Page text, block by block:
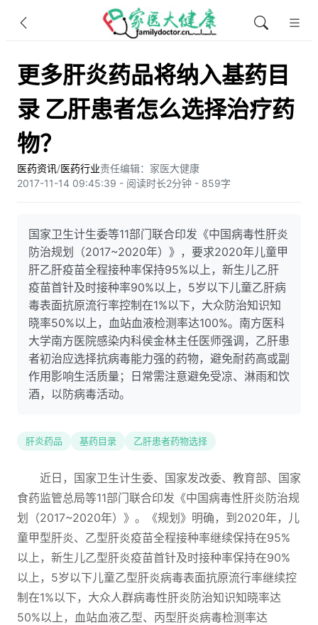
更多肝炎药品将纳入基药目
录 乙肝患者怎么选择治疗药
物？
医药资讯/医药行业责任编辑：家医大健康
2017-11-14 09:45:39 - 阅读时长2分钟 - 859字
国家卫生计生委等11部门联合印发《中国病毒性肝炎
防治规划（2017~2020年）》，要求2020年儿童甲
肝乙肝疫苗全程接种率保持95%以上，新生儿乙肝
疫苗首针及时接种率90%以上，5岁以下儿童乙肝病
毒表面抗原流行率控制在1%以下，大众防治知识知
晓率50%以上，血站血液检测率达100%。南方医科
大学南方医院感染内科侯金林主任医师强调，乙肝患
者初治应选择抗病毒能力强的药物，避免耐药高或副
作用影响生活质量；日常需注意避免受凉、淋雨和饮
酒，以防病毒活动。
肝炎药品 基药目录 乙肝患者药物选择
近日，国家卫生计生委、国家发改委、教育部、国家
食药监管总局等11部门联合印发《中国病毒性肝炎防治规
划（2017~2020年）》。《规划》明确，到2020年，儿
童甲型肝炎、乙型肝炎疫苗全程接种率继续保持在95%
以上，新生儿乙型肝炎疫苗首针及时接种率保持在90%
以上，5岁以下儿童乙型肝炎病毒表面抗原流行率继续控
制在1%以下，大众人群病毒性肝炎防治知识知晓率达
50%以上，血站血液乙型、丙型肝炎病毒检测率达